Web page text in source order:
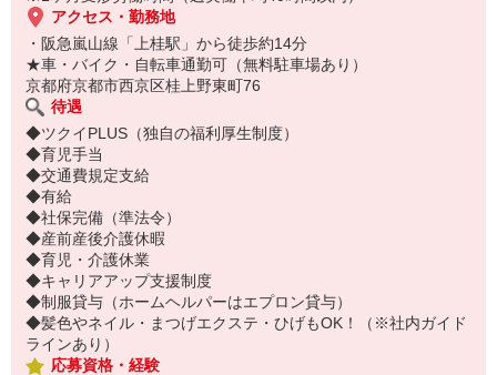
アクセス・勤務地
・阪急嵐山線「上桂駅」から徒歩約14分
★車・バイク・自転車通勤可（無料駐車場あり）
京都府京都市西京区桂上野東町76
待遇
◆ツクイPLUS（独自の福利厚生制度）
◆育児手当
◆交通費規定支給
◆有給
◆社保完備（準法令）
◆産前産後介護休暇
◆育児・介護休業
◆キャリアアップ支援制度
◆制服貸与（ホームヘルパーはエプロン貸与）
◆髪色やネイル・まつげエクステ・ひげもOK！（※社内ガイド
ラインあり）
応募資格・経験